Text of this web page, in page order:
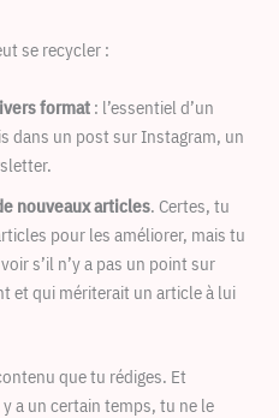
se recycler :
format : l’essentiel d’un
dans un post sur Instagram, un
nouveaux articles. Certes, tu
pour les améliorer, mais tu
s’il n’y a pas un point sur
et qui mériterait un article à lui
que tu rédiges. Et
a un certain temps, tu ne le